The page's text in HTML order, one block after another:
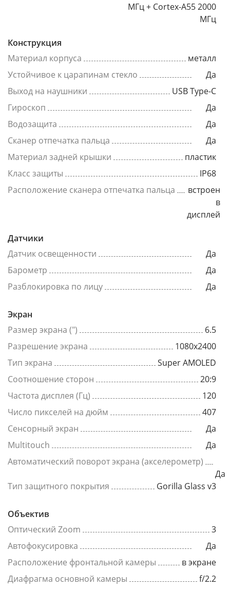
МГц + Cortex-A55 2000
МГц
Конструкция
Материал корпуса
металл
Устойчивое к царапинам стекло
Да
Выход на наушники
USB Type-C
Гироскоп
Да
Водозащита
Да
Сканер отпечатка пальца
Да
Материал задней крышки
пластик
Класс защиты
IP68
Расположение сканера отпечатка пальца
встроен
в
дисплей
Датчики
Датчик освещенности
Да
Барометр
Да
Разблокировка по лицу
Да
Экран
Размер экрана (")
6.5
Разрешение экрана
1080x2400
Тип экрана
Super AMOLED
Соотношение сторон
20:9
Частота дисплея (Гц)
120
Число пикселей на дюйм
407
Сенсорный экран
Да
Multitouch
Да
Автоматический поворот экрана (акселерометр)
Да
Тип защитного покрытия
Gorilla Glass v3
Объектив
Оптический Zoom
3
Автофокусировка
Да
Расположение фронтальной камеры
в экране
Диафрагма основной камеры
f/2.2